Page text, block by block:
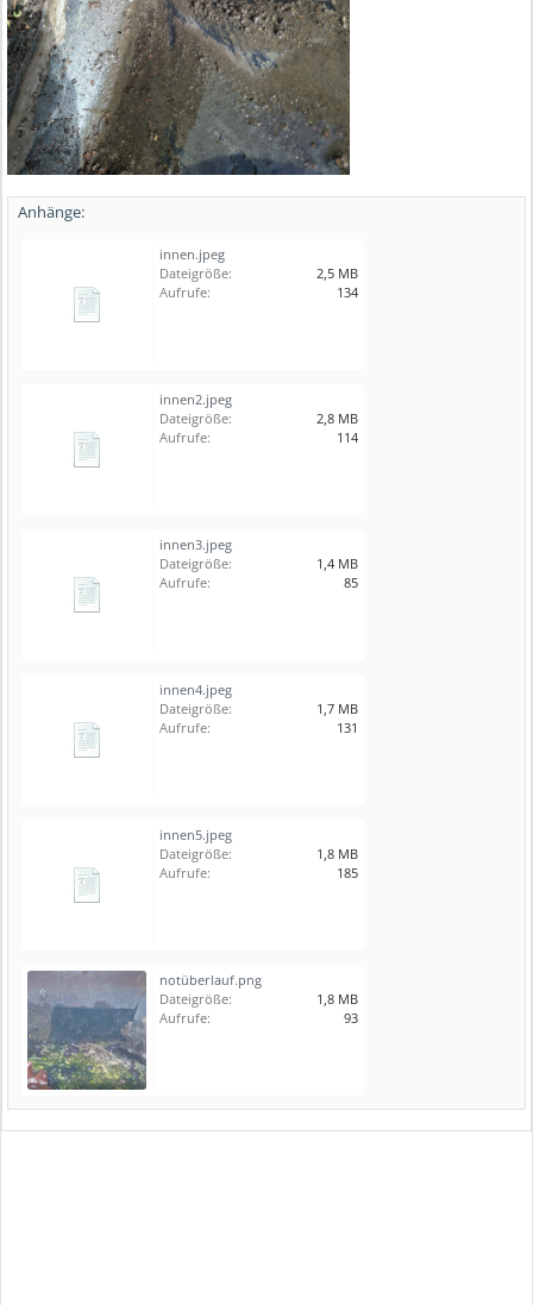
Anhänge:
innen.jpeg
Dateigröße:
2,5 MB
Aufrufe:
134
innen2.jpeg
Dateigröße:
2,8 MB
Aufrufe:
114
innen3.jpeg
Dateigröße:
1,4 MB
Aufrufe:
85
innen4.jpeg
Dateigröße:
1,7 MB
Aufrufe:
131
innen5.jpeg
Dateigröße:
1,8 MB
Aufrufe:
185
notüberlauf.png
Dateigröße:
1,8 MB
Aufrufe:
93